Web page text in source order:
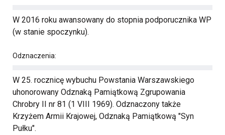
W 2016 roku awansowany do stopnia podporucznika WP
(w stanie spoczynku).
Odznaczenia:
W 25. rocznicę wybuchu Powstania Warszawskiego
uhonorowany Odznaką Pamiątkową Zgrupowania
Chrobry II nr 81 (1 VIII 1969). Odznaczony także
Krzyżem Armii Krajowej, Odznaką Pamiątkową "Syn
Pułku".